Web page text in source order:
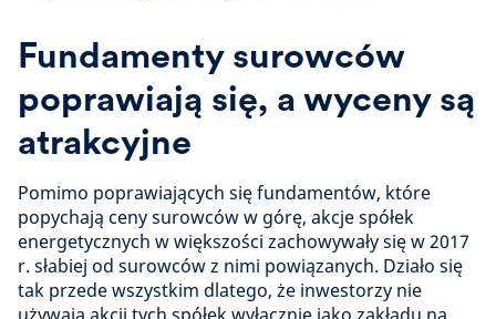
Fundamenty surowców
poprawiają się, a wyceny są
atrakcyjne
Pomimo poprawiających się fundamentów, które
popychają ceny surowców w górę, akcje spółek
energetycznych w większości zachowywały się w 2017
r. słabiej od surowców z nimi powiązanych. Działo się
tak przede wszystkim dlatego, że inwestorzy nie